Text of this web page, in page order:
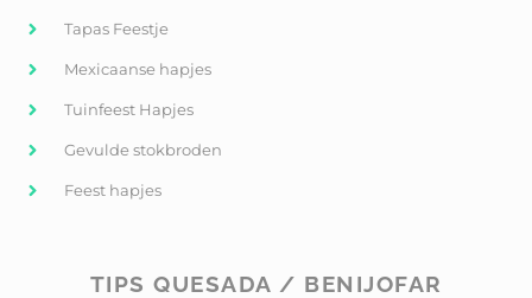
Tapas Feestje
Mexicaanse hapjes
Tuinfeest Hapjes
Gevulde stokbroden
Feest hapjes
TIPS QUESADA / BENIJOFAR